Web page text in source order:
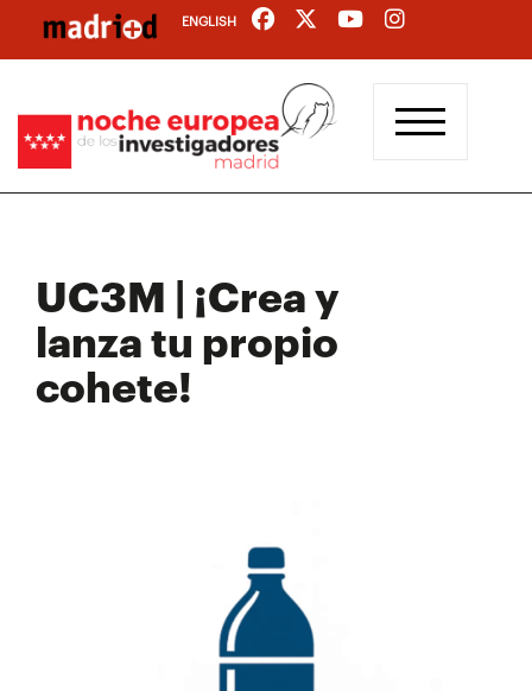
contenido
ENGLISH
UC3M | ¡Crea y
lanza tu propio
cohete!